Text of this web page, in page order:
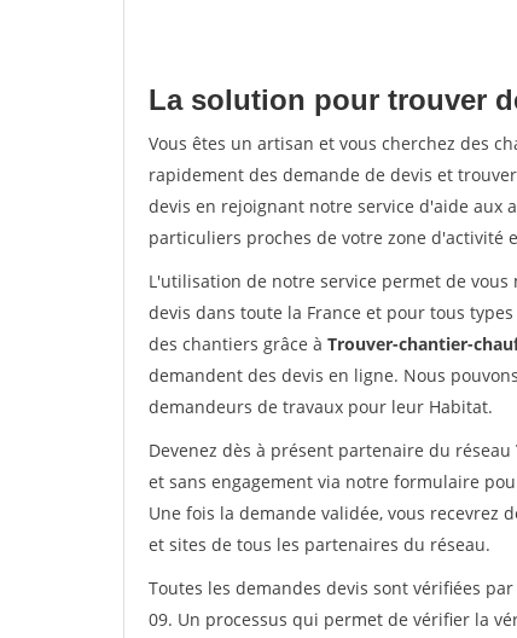
La solution pour trouver
Vous êtes un artisan et vous cherchez des
rapidement des demande de devis et
devis en rejoignant notre service d'aide aux
particuliers proches de votre zone
L'utilisation de notre service permet de
devis dans toute la France et pour tous
des chantiers grâce à Trouver-chantier-
demandent des devis en ligne. Nous
demandeurs de travaux pour leur Habitat.
Devenez dès à présent partenaire du réseau
et sans engagement via notre formulaire
Une fois la demande validée, vous recevrez
et sites de tous les partenaires du réseau.
Toutes les demandes devis sont vérifiées
09. Un processus qui permet de vérifier la